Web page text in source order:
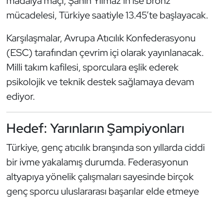
mücadelesi, Türkiye saatiyle 13.45’te başlayacak.
Karşılaşmalar, Avrupa Atıcılık Konfederasyonu
(ESC) tarafından çevrim içi olarak yayınlanacak.
Milli takım kafilesi, sporculara eşlik ederek
psikolojik ve teknik destek sağlamaya devam
ediyor.
Hedef: Yarınların Şampiyonları
Türkiye, genç atıcılık branşında son yıllarda ciddi
bir ivme yakalamış durumda. Federasyonun
altyapıya yönelik çalışmaları sayesinde birçok
genç sporcu uluslararası başarılar elde etmeye
Ragbi
Su Topu
Sualtı Sporları
Tenis
Triatlon
Voleybol